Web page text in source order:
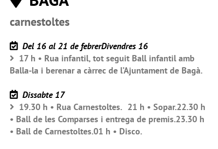
carnestoltes
Del 16 al 21 de febrerDivendres 16
17 h • Rua infantil, tot seguit Ball infantil amb
Balla-la i berenar a càrrec de l’Ajuntament de Bagà.
Dissabte 17
19.30 h • Rua Carnestoltes. 21 h • Sopar.22.30 h
• Ball de les Comparses i entrega de premis.23.30 h
• Ball de Carnestoltes.01 h • Disco.